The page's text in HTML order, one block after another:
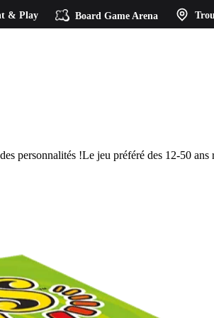
& Play Board Game Arena
personnalités !Le jeu préféré des 12-50